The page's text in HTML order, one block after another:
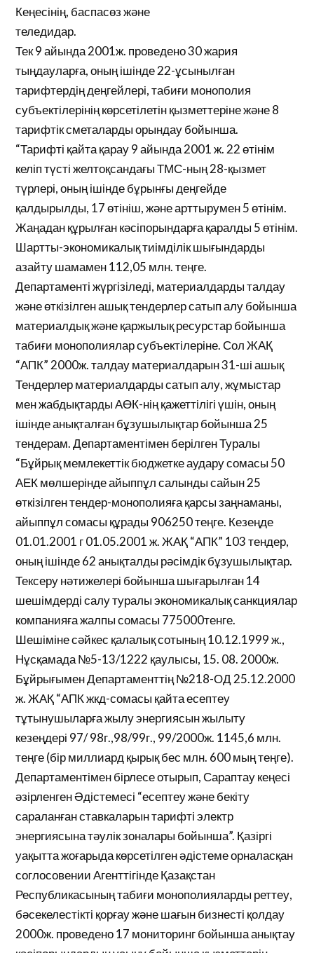
Кеңесінің, баспасөз және
теледидар.
Тек 9 айында 2001ж. проведено 30 жария
тыңдауларға, оның ішінде 22-ұсынылған
тарифтердің деңгейлері, табиғи монополия
субъектілерінің көрсетілетін қызметтеріне және 8
тарифтік сметаларды орындау бойынша.
“Тарифті қайта қарау 9 айында 2001 ж. 22 өтінім
келіп түсті желтоқсандағы ТМС-ның 28-қызмет
түрлері, оның ішінде бұрынғы деңгейде
қалдырылды, 17 өтініш, және арттырумен 5 өтінім.
Жаңадан құрылған кәсіпорындарға қаралды 5 өтінім.
Шартты-экономикалық тиімділік шығындарды
азайту шамамен 112,05 млн. теңге.
Департаменті жүргізіледі, материалдарды талдау
және өткізілген ашық тендерлер сатып алу бойынша
материалдық және қаржылық ресурстар бойынша
табиғи монополиялар субъектілеріне. Сол ЖАҚ
“АПК” 2000ж. талдау материалдарын 31-ші ашық
Тендерлер материалдарды сатып алу, жұмыстар
мен жабдықтарды АӨК-нің қажеттілігі үшін, оның
ішінде анықталған бұзушылықтар бойынша 25
тендерам. Департаментімен берілген Туралы
“Бұйрық мемлекеттік бюджетке аудару сомасы 50
АЕК мөлшерінде айыппұл салынды сайын 25
өткізілген тендер-монополияға қарсы заңнаманы,
айыппұл сомасы құрады 906250 теңге. Кезеңде
01.01.2001 г 01.05.2001 ж. ЖАҚ “АПК” 103 тендер,
оның ішінде 62 анықталды рәсімдік бұзушылықтар.
Тексеру нәтижелері бойынша шығарылған 14
шешімдерді салу туралы экономикалық санкциялар
компанияға жалпы сомасы 775000тенге.
Шешіміне сәйкес қалалық сотының 10.12.1999 ж.,
Нұсқамада №5-13/1222 қаулысы, 15. 08. 2000ж.
Бұйрығымен Департаменттің №218-ОД 25.12.2000
ж. ЖАҚ “АПК жкд-сомасы қайта есептеу
тұтынушыларға жылу энергиясын жылыту
кезеңдері 97/ 98г.,98/99г., 99/2000ж. 1145,6 млн.
теңге (бір миллиард қырық бес млн. 600 мың теңге).
Департаментімен бірлесе отырып, Сараптау кеңесі
әзірленген Әдістемесі “есептеу және бекіту
сараланған ставкаларын тарифті электр
энергиясына тәулік зоналары бойынша”. Қазіргі
уақытта жоғарыда көрсетілген әдістеме орналасқан
соглосовении Агенттігінде Қазақстан
Республикасының табиғи монополияларды реттеу,
бәсекелестікті қорғау және шағын бизнесті қолдау
2000ж. проведено 17 мониторинг бойынша анықтау